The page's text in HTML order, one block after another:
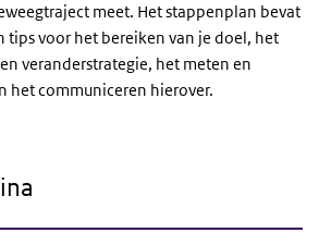
meet. Het stappenplan bevat
tips voor het bereiken van je doel, het
veranderstrategie, het meten en
het communiceren hierover.